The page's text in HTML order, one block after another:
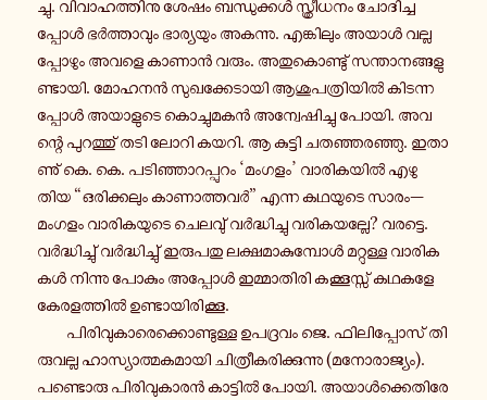
ച്ചു. വി​വാ​ഹ​ത്തി​നു ശേഷം ബന്ധു​ക്കൾ സ്ത്രീ​ധ​നം ചോ​ദി​ച്ച​
പ്പോൾ ഭർ​ത്താ​വും ഭാ​ര്യ​യും അക​ന്നു. എങ്കി​ലും അയാൾ വല്ല​
പ്പോ​ഴും അവളെ കാണാൻ വരും. അതു​കൊ​ണ്ടു് സന്താ​ന​ങ്ങ​ളു​
ണ്ടാ​യി. മോഹനൻ സു​ഖ​ക്കേ​ടാ​യി ആശു​പ​ത്രി​യിൽ കി​ട​ന്ന​
പ്പോൾ അയാ​ളു​ടെ കൊ​ച്ചു​മ​കൻ അന്വേ​ഷി​ച്ചു പോയി. അവ​
ന്റെ പു​റ​ത്തു് തടി ലോറി കയറി. ആ കു​ട്ടി ചത​ഞ്ഞ​ര​ഞ്ഞു. ഇതാ​
ണു് കെ. കെ. പടി​ഞ്ഞാ​റ​പ്പു​റം ‘മംഗളം’ വാ​രി​ക​യിൽ എഴു​
തിയ “ഒരി​ക്ക​ലും കാ​ണാ​ത്ത​വർ” എന്ന കഥ​യു​ടെ സാരം—
മംഗളം വാ​രി​ക​യു​ടെ ചെ​ല​വു് വർ​ദ്ധി​ച്ചു വരി​ക​യ​ല്ലേ? വര​ട്ടെ.
വർ​ദ്ധി​ച്ചു് വർ​ദ്ധി​ച്ചു് ഇരു​പ​തു ലക്ഷ​മാ​കു​മ്പോൾ മറ്റു​ള്ള വാ​രി​ക​
കൾ നി​ന്നു പോകും അപ്പോൾ ഇമ്മാ​തി​രി കക്കൂ​സ്സ് കഥകളേ
കേ​ര​ള​ത്തിൽ ഉണ്ടാ​യി​രി​ക്കൂ.
പി​രി​വു​കാ​രെ​ക്കൊ​ണ്ടു​ള്ള ഉപ​ദ്ര​വം ജെ. ഫി​ലി​പ്പോ​സ് തി​
രു​വ​ല്ല ഹാ​സ്യാ​ത്മ​ക​മാ​യി ചി​ത്രീ​ക​രി​ക്കു​ന്നു (മനോ​രാ​ജ്യം).
പണ്ടൊ​രു പി​രി​വു​കാ​രൻ കാ​ട്ടിൽ പോയി. അയാൾ​ക്കെ​തി​രേ